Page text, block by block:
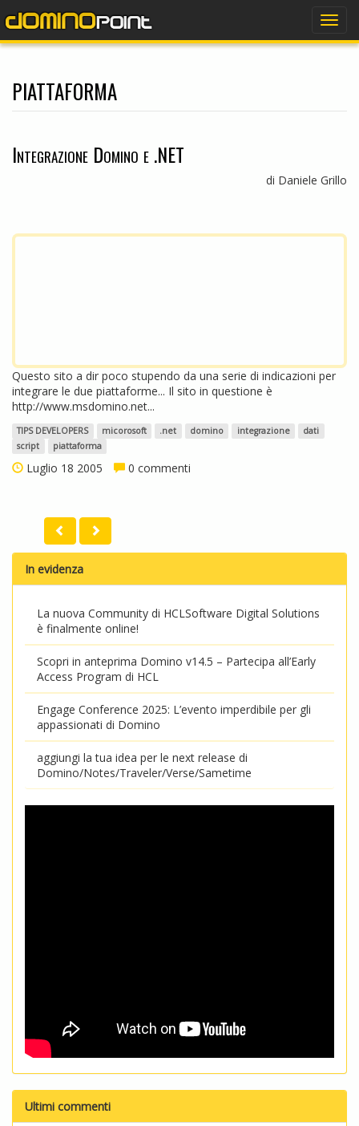
piattaforma
Integrazione Domino e .NET
di Daniele Grillo
Questo sito a dir poco stupendo da una serie di indicazioni per
integrare le due piattaforme... Il sito in questione è
http://www.msdomino.net...
TIPS DEVELOPERS micorosoft .net domino integrazione
dati
script
piattaforma
Luglio 18 2005 0 commenti
In evidenza
La nuova Community di HCLSoftware Digital Solutions
è finalmente online!
Scopri in anteprima Domino v14.5 – Partecipa all’Early
Access Program di HCL
Engage Conference 2025: L’evento imperdibile per gli
appassionati di Domino
aggiungi la tua idea per le next release di
Domino/Notes/Traveler/Verse/Sametime
Ultimi commenti